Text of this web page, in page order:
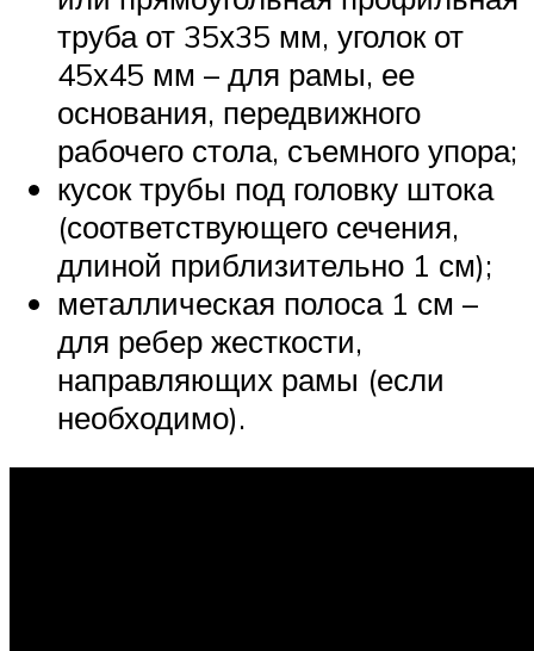
труба от 35х35 мм, уголок от
45х45 мм – для рамы, ее
основания, передвижного
рабочего стола, съемного упора;
кусок трубы под головку штока
(соответствующего сечения,
длиной приблизительно 1 см);
металлическая полоса 1 см –
для ребер жесткости,
направляющих рамы (если
необходимо).